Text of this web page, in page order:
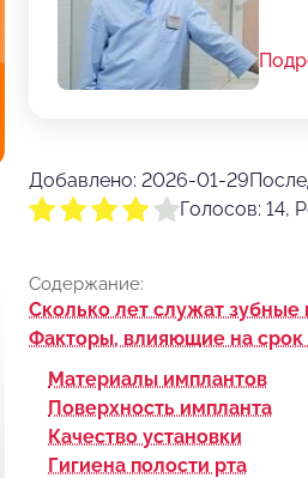
Добавлено: 2026-01-29
Голосов: 14,
Содержание:
Сколько лет служат зубные
Факторы, влияющие на
Материалы имплантов
Поверхность импланта
Качество установки
Гигиена полости рта